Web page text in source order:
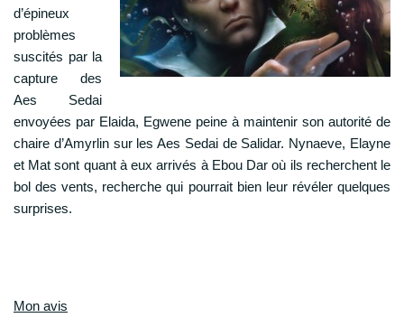
d’épineux
problèmes
suscités par la
capture des
Aes Sedai
envoyées par Elaida, Egwene peine à maintenir son autorité de
chaire d’Amyrlin sur les Aes Sedai de Salidar. Nynaeve, Elayne
et Mat sont quant à eux arrivés à Ebou Dar où ils recherchent le
bol des vents, recherche qui pourrait bien leur révéler quelques
surprises.
Mon avis